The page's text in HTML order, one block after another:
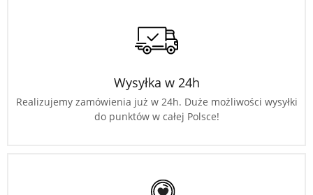
Wysyłka w 24h
Realizujemy zamówienia już w 24h. Duże możliwości wysyłki
do punktów w całej Polsce!